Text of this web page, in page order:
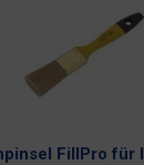
FillPro für